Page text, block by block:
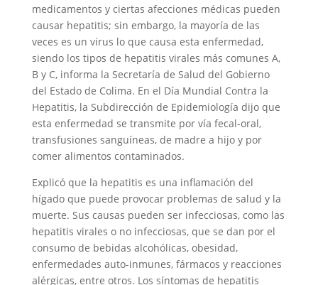
medicamentos y ciertas afecciones médicas pueden
causar hepatitis; sin embargo, la mayoría de las
veces es un virus lo que causa esta enfermedad,
siendo los tipos de hepatitis virales más comunes A,
B y C, informa la Secretaría de Salud del Gobierno
del Estado de Colima. En el Día Mundial Contra la
Hepatitis, la Subdirección de Epidemiología dijo que
esta enfermedad se transmite por vía fecal-oral,
transfusiones sanguíneas, de madre a hijo y por
comer alimentos contaminados.
Explicó que la hepatitis es una inflamación del
hígado que puede provocar problemas de salud y la
muerte. Sus causas pueden ser infecciosas, como las
hepatitis virales o no infecciosas, que se dan por el
consumo de bebidas alcohólicas, obesidad,
enfermedades auto-inmunes, fármacos y reacciones
alérgicas, entre otros. Los síntomas de hepatitis